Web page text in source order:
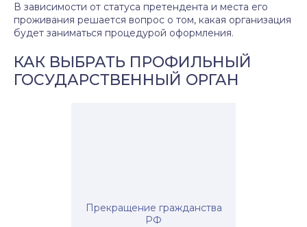
В зависимости от статуса претендента и места его
проживания решается вопрос о том, какая организация
будет заниматься процедурой оформления.
КАК ВЫБРАТЬ ПРОФИЛЬНЫЙ
ГОСУДАРСТВЕННЫЙ ОРГАН
Прекращение гражданства
РФ